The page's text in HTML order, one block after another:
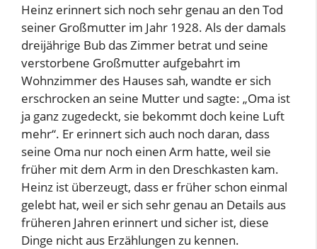
Heinz erinnert sich noch sehr genau an den Tod
seiner Großmutter im Jahr 1928. Als der damals
dreijährige Bub das Zimmer betrat und seine
verstorbene Großmutter aufgebahrt im
Wohnzimmer des Hauses sah, wandte er sich
erschrocken an seine Mutter und sagte: „Oma ist
ja ganz zugedeckt, sie bekommt doch keine Luft
mehr“. Er erinnert sich auch noch daran, dass
seine Oma nur noch einen Arm hatte, weil sie
früher mit dem Arm in den Dreschkasten kam.
Heinz ist überzeugt, dass er früher schon einmal
gelebt hat, weil er sich sehr genau an Details aus
früheren Jahren erinnert und sicher ist, diese
Dinge nicht aus Erzählungen zu kennen.